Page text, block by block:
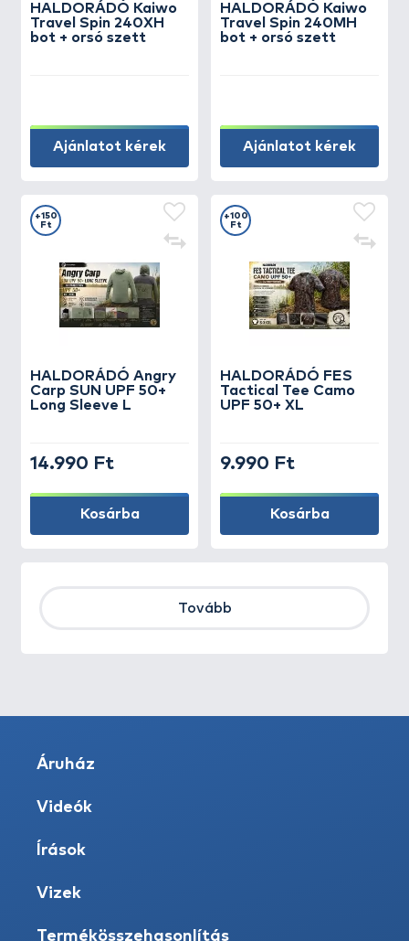
HALDORÁDÓ Kaiwo
Travel Spin 240XH
bot + orsó szett
Ajánlatot kérek
HALDORÁDÓ Kaiwo
Travel Spin 240MH
bot + orsó szett
Ajánlatot kérek
HALDORÁDÓ Angry
Carp SUN UPF 50+
Long Sleeve L
+150
Ft
14.990 Ft
Kosárba
HALDORÁDÓ FES
Tactical Tee Camo
UPF 50+ XL
+100
Ft
9.990 Ft
Kosárba
Tovább
Áruház
Videók
Írások
Vizek
Termékösszehasonlítás